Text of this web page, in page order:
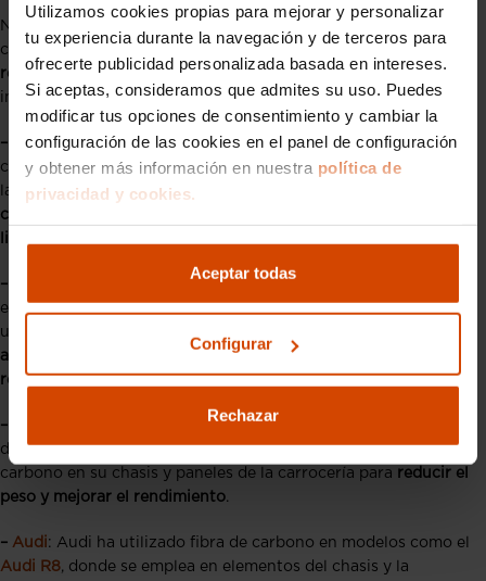
Utilizamos cookies propias para mejorar y personalizar
tu experiencia durante la navegación y de terceros para
ofrecerte publicidad personalizada basada en intereses.
Si aceptas, consideramos que admites su uso. Puedes
modificar tus opciones de consentimiento y cambiar la
configuración de las cookies en el panel de configuración
y obtener más información en nuestra política de
privacidad y cookies.
Aceptar todas
Configurar
Rechazar
Numerosas marcas de coches han adoptado la fibra de
carbono en la fabricación de sus vehículos para
mejorar el
rendimiento y reducir el peso. Algunos ejemplos destacados
incluyen:
– McLaren: McLaren ha sido pionero en el uso de la fibra de
carbono desde los años 80. Su superdeportivoMcLaren P1
lanzado en2013, cuenta con un
carbono
ligereza y rigidez
–
: La serie BMW i, que incluye los modelos i3 e i8, utiliza
extensivamente la fibra de carbono. ElBMW i3, por ejemplo,
utiliza un
adicional de las baterías
, mejorando así la
rendimiento.
– Ferrari
: Ferrari ha incorporado fibra de carbono en muchos
de sus modelos, incluyendo el LaFerrari que utiliza fibra de
carbono en su chasis y paneles de la carrocería para reducir el
peso y mejorar el rendimiento.
– Audi: Audi ha utilizado fibra de carbono en modelos como el
Audi R8, donde se emplea en elementos del chasis y la